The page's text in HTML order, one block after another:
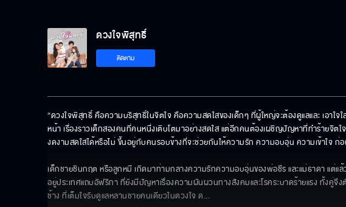
ดวงใจพิสุทธิ์
ติดตาม
“ดวงใจพิสุทธิ์ คือความบริสุทธิ์ในจิตใจ คือความสดใสของเด็กๆ ที่ผู้ใหญ่จะต้องดูแลและ เอาใ
หน้า เรื่องราวเด็กสองคนที่คนหนึ่งเติบโตมาอย่างสดใส แต่อีกคนต้องเผชิญปัญหาที่ทำร้ายจิต
งดงามสดใสได้หรือไม่ ขึ้นอยู่กับคนรอบข้างที่จะช่วยกันให้ความรัก ความอบอุ่น ความเข้าใจ ก่
เด็กชายชินกฤต หรือลูกหมี เกิดมาท่ามกลางความรักความอบอุ่นของพ่อชีร และแม่ธาดา แต่แ
อยู่ประเทศแถบอัฟริกา ที่ยังมีปัญหาเรื่องความผันผวนทางสังคมและโรคระบาดร้ายแรง ทั้งคู่
ช้าง ที่เต็มใจรับดูแลหลานชายคนเดียวในดวงใจ ด...